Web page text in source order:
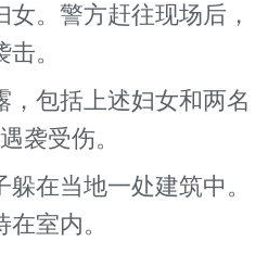
。警方赶往现场后，
。
包括上述妇女和两名
袭受伤。
在当地一处建筑中。
室内。